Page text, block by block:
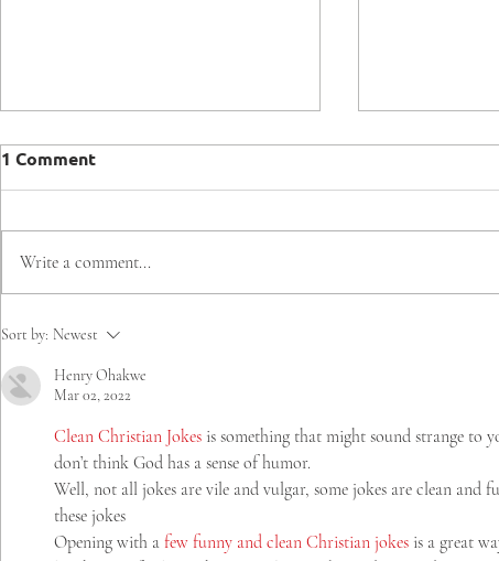
Comenzaron las
Juegos Mundiales de
Olimpiadas Especiales
Santiago 2027
con
1 Comment
Write a comment...
Sort by: Newest
Henry Ohakwe
Mar 02, 2022
Clean Christian Jokes is something that might sound strange to
don’t think God has a sense of humor.
Well, not all jokes are vile and vulgar, some jokes are clean and
these jokes
Opening with a few funny and clean Christian jokes is a great